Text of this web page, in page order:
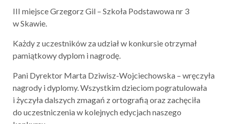
III miejsce Grzegorz Gil – Szkoła Podstawowa nr 3
w Skawie.
Każdy z uczestników za udział w konkursie otrzymał
pamiątkowy dyplom i nagrodę.
Pani Dyrektor Marta Dziwisz-Wojciechowska – wręczyła
nagrody i dyplomy. Wszystkim dzieciom pogratulowała
i życzyła dalszych zmagań z ortografią oraz zachęciła
do uczestniczenia w kolejnych edycjach naszego